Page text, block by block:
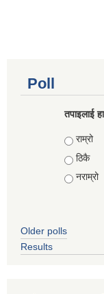
Poll
तपाइलाई
Choices
राम्रो
ठिकै
नराम्रो
Older polls
Results